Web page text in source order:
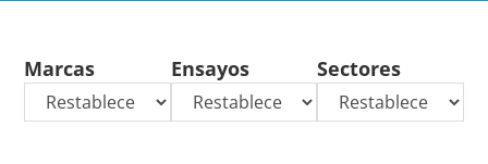
Marcas Ensayos Sectores